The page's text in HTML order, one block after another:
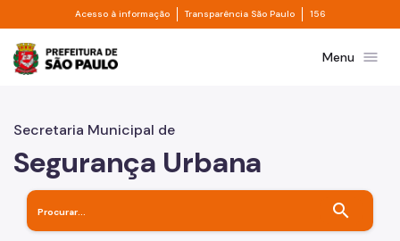
Pular para o Conteúdo principal
Acesso à informação Divisor de acesso à informação
Transparência São Paulo Divisor de
156
Prefeitura de São PauloMenu menu
Secretaria Municipal de
Segurança Urbana
search